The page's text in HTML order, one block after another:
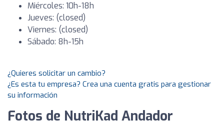
Miércoles: 10h-18h
Jueves: (closed)
Viernes: (closed)
Sábado: 8h-15h
¿Quieres solicitar un cambio?
¿Es esta tu empresa? Crea una cuenta gratis para gestionar
su información
Fotos de NutriKad Andador